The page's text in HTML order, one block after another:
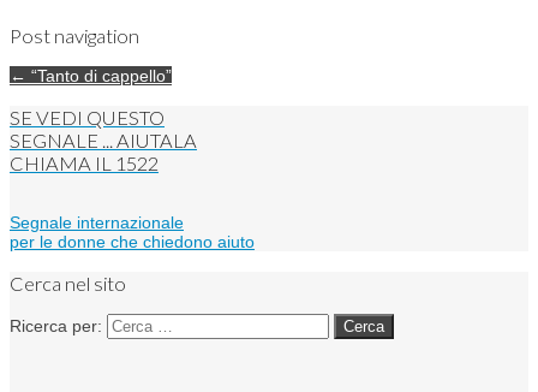
Post navigation
← “Tanto di cappello”
SE VEDI QUESTO
SEGNALE ... AIUTALA
CHIAMA IL 1522
Segnale internazionale
per le donne che chiedono aiuto
Cerca nel sito
Ricerca per: